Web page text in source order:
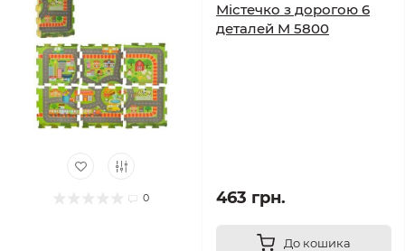
0
Містечко з дорогою 6
деталей M 5800
463 грн.
До кошика